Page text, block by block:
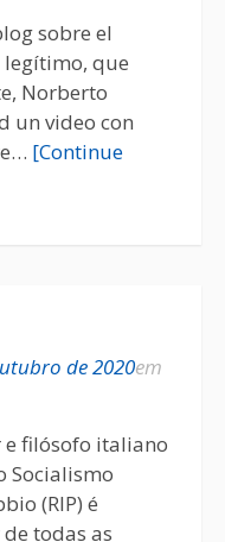
sobre el
legítimo, que
Norberto
un video con
[Continue
de 2020em
e filósofo italiano
Socialismo
(RIP) é
todas as